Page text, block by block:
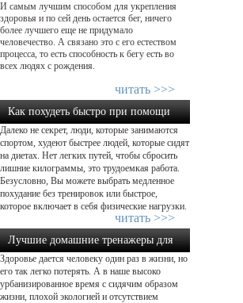
И самым лучшим способом для укрепления
здоровья и по сей день остается бег, ничего
более лучшего еще не придумало
человечество. А связано это с его естеством
процесса, то есть способность к бегу есть во
всех людях с рождения.
читать >>>
Как похудеть быстро при помощи
физической нагрузки...
Далеко не секрет, люди, которые занимаются
спортом, худеют быстрее людей, которые сидят
на диетах. Нет легких путей, чтобы сбросить
лишние килограммы, это трудоемкая работа.
Безусловно, Вы можете выбрать медленное
похудание без тренировок или быстрое,
которое включает в себя физические нагрузки.
читать >>>
Лучшие домашние тренажеры для
похудения: какой выбрать?...
Здоровье дается человеку один раз в жизни, но
его так легко потерять. А в наше высоко
урбанизированное время с сидячим образом
жизни, плохой экологией и отсутствием